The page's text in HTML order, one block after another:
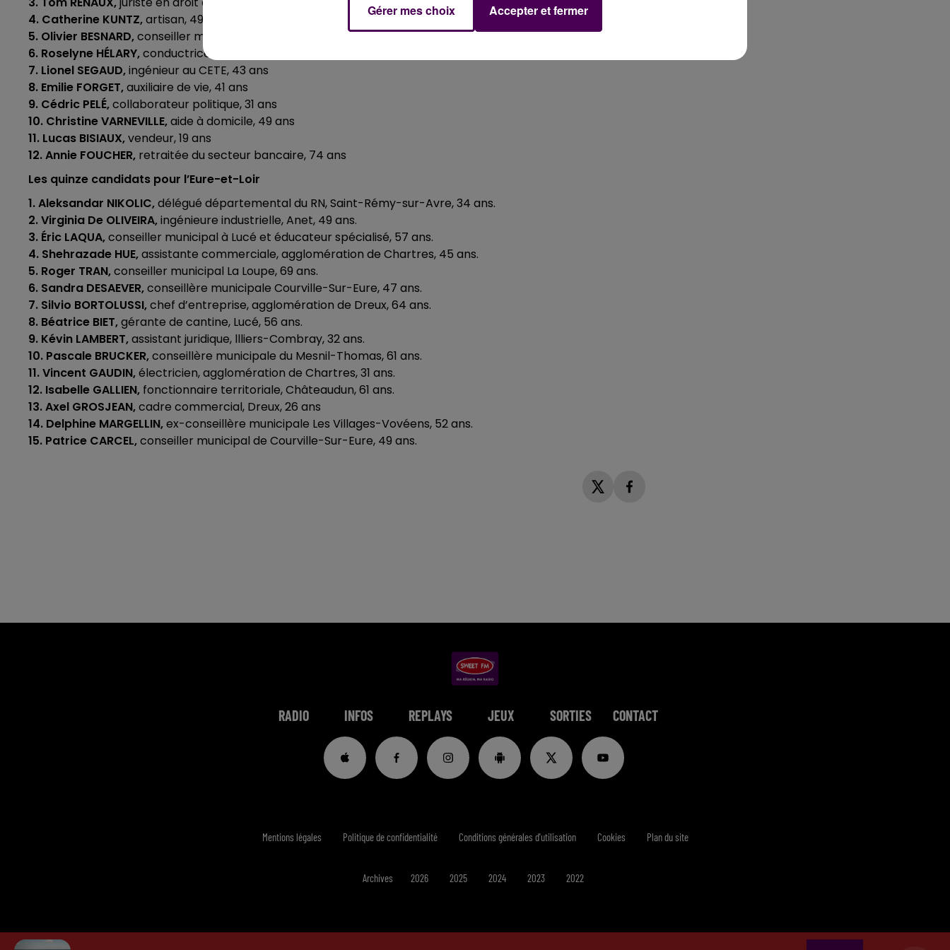
4. Catherine KUNTZ,artisan, 49 ans
5. Olivier BESNARD,conseiller municipal de Mer, 49 ans
6. Roselyne HÉLARY,conductrice de bus, 59 ans
7. Lionel SEGAUD,ingénieur au CETE, 43 ans
8. Emilie FORGET,auxiliaire de vie, 41 ans
9. Cédric PELÉ,collaborateur politique, 31 ans
10. Christine VARNEVILLE,aide à domicile, 49 ans
11. Lucas BISIAUX,vendeur, 19 ans
12. Annie FOUCHER, retraitée du secteur bancaire, 74 ans
Les quinze candidats pour l’Eure-et-Loir
1. Aleksandar NIKOLIC,délégué départemental du RN, Saint-Rémy-sur-Avre, 34 ans.
2. Virginia De OLIVEIRA,ingénieure industrielle, Anet, 49 ans.
3. Éric LAQUA,conseiller municipal à Lucé et éducateur spécialisé, 57 ans.
4. Shehrazade HUE,assistante commerciale, agglomération de Chartres, 45 ans.
5. Roger TRAN,conseiller municipal La Loupe, 69 ans.
6. Sandra DESAEVER,conseillère municipale Courville-Sur-Eure, 47 ans.
7. Silvio BORTOLUSSI,chef d’entreprise, agglomération de Dreux, 64 ans.
8. Béatrice BIET,gérante de cantine, Lucé, 56 ans.
9. Kévin LAMBERT,assistant juridique, llliers-Combray, 32 ans.
10. Pascale BRUCKER,conseillère municipale du Mesnil-Thomas, 61 ans.
11. Vincent GAUDIN,électricien, agglomération de Chartres, 31 ans.
12. Isabelle GALLIEN, fonctionnaire territoriale, Châteaudun, 61 ans.
13. Axel GROSJEAN,cadre commercial, Dreux, 26 ans
14. Delphine MARGELLIN,ex-conseillère municipale Les Villages-Vovéens, 52 ans.
15. Patrice CARCEL,conseiller municipal de Courville-Sur-Eure, 49 ans.
RADIO INFOS REPLAYS JEUX SORTIES CONTACT
Mentions légales Politique de confidentialité Conditions générales d'utilisation Cookies Plan du site
Archives 2026 2025 2024 2023 2022
Gérer mes choix Accepter et fermer